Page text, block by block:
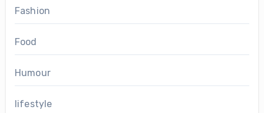
Fashion
Food
Humour
lifestyle